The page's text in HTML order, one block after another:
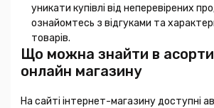
уникати купівлі від неперевірених
ознайомтесь з відгуками та
товарів.
Що можна знайти в
онлайн магазину
На сайті інтернет-магазину доступні